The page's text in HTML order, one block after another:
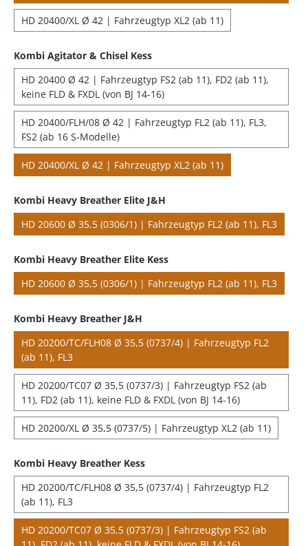
HD 20400/XL Ø 42 | Fahrzeugtyp XL2 (ab 11)
Kombi Agitator & Chisel Kess
HD 20400 Ø 42 | Fahrzeugtyp FS2 (ab 11), FD2 (ab 11),
keine FLD & FXDL (von BJ 14-16)
HD 20400/FLH/08 Ø 42 | Fahrzeugtyp FL2 (ab 11), FL3,
FS2 (ab 16 S-Modelle)
HD 20400/XL Ø 42 | Fahrzeugtyp XL2 (ab 11)
Kombi Heavy Breather Elite J&H
HD 20600 Ø 35,5 (0306/1) | Fahrzeugtyp FL2 (ab 11), FL3
Kombi Heavy Breather Elite Kess
HD 20600 Ø 35,5 (0306/1) | Fahrzeugtyp FL2 (ab 11), FL3
Kombi Heavy Breather J&H
HD 20200/TC/FLH08 Ø 35,5 (0737/4) | Fahrzeugtyp FL2
(ab 11), FL3
HD 20200/TC07 Ø 35,5 (0737/3) | Fahrzeugtyp FS2 (ab
11), FD2 (ab 11), keine FLD & FXDL (von BJ 14-16)
HD 20200/XL Ø 35,5 (0737/5) | Fahrzeugtyp XL2 (ab 11)
Kombi Heavy Breather Kess
HD 20200/TC/FLH08 Ø 35,5 (0737/4) | Fahrzeugtyp FL2
(ab 11), FL3
HD 20200/TC07 Ø 35,5 (0737/3) | Fahrzeugtyp FS2 (ab